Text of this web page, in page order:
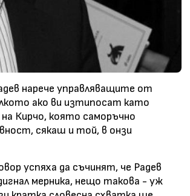
нарече управляващите от
ако ви изтипосат като
Кирчо, която саморъчно
сякаш и той, в онзи
успяха да съчинят, че Радев
мерника, нещо такова - уж